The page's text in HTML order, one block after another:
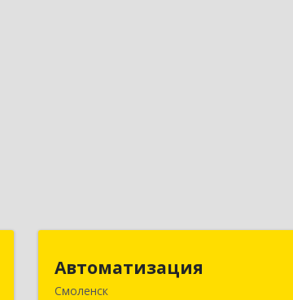
Автоматизация
Смоленск
214019, Смоленская обл, Смоленск г,